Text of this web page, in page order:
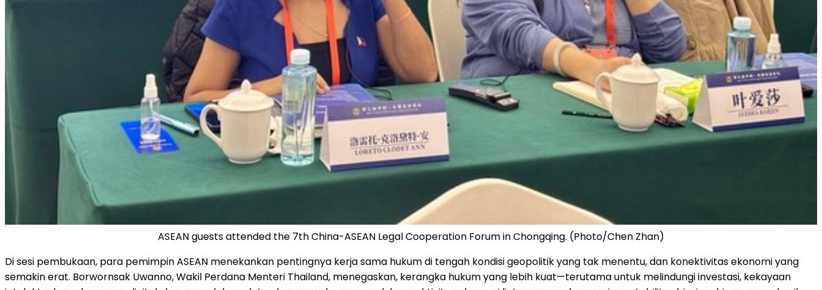
ASEAN guests attended the 7th China-ASEAN Legal Cooperation Forum in Chongqing. (Photo/Chen Zhan)
Di sesi pembukaan, para pemimpin ASEAN menekankan pentingnya kerja sama hukum di tengah kondisi geopolitik yang tak menentu, dan konektivitas ekonomi yang
semakin erat. Borwornsak Uwanno, Wakil Perdana Menteri Thailand, menegaskan, kerangka hukum yang lebih kuat—terutama untuk melindungi investasi, kekayaan